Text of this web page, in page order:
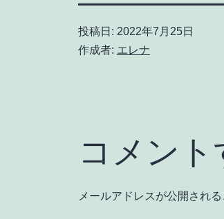
投稿日: 2022年7月25日
作成者: エレナ
コメント
メールアドレスが公開される